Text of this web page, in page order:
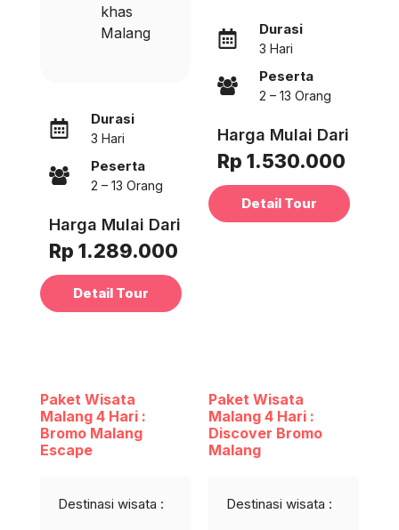
khas
Malang
Durasi
3 Hari
Peserta
2 – 13 Orang
Harga Mulai Dari
Rp 1.289.000
Detail Tour
Durasi
3 Hari
Peserta
2 – 13 Orang
Harga Mulai Dari
Rp 1.530.000
Detail Tour
Paket Wisata
Malang 4 Hari :
Bromo Malang
Escape
Destinasi wisata :
Paket Wisata
Malang 4 Hari :
Discover Bromo
Malang
Destinasi wisata :